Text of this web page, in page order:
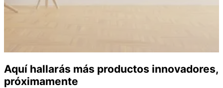
Aquí hallarás más productos innovadores,
próximamente